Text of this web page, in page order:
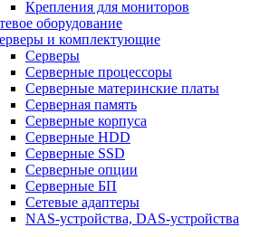
Крепления для мониторов
оборудование
и комплектующие
Серверы
Серверные процессоры
Серверные материнские платы
Серверная память
Серверные корпуса
Серверные HDD
Серверные SSD
Серверные опции
Серверные БП
Сетевые адаптеры
NAS-устройства, DAS-устройства